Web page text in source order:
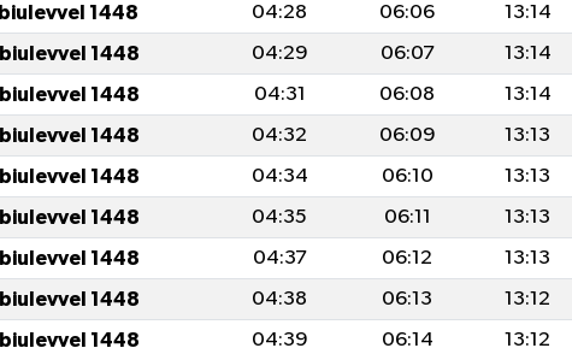
1448 04:28 06:06 13:14
1448 04:29 06:07 13:14
1448 04:31 06:08 13:14
1448 04:32 06:09 13:13
1448 04:34 06:10 13:13
1448 04:35 06:11 13:13
1448 04:37 06:12 13:13
1448 04:38 06:13 13:12
1448 04:39 06:14 13:12